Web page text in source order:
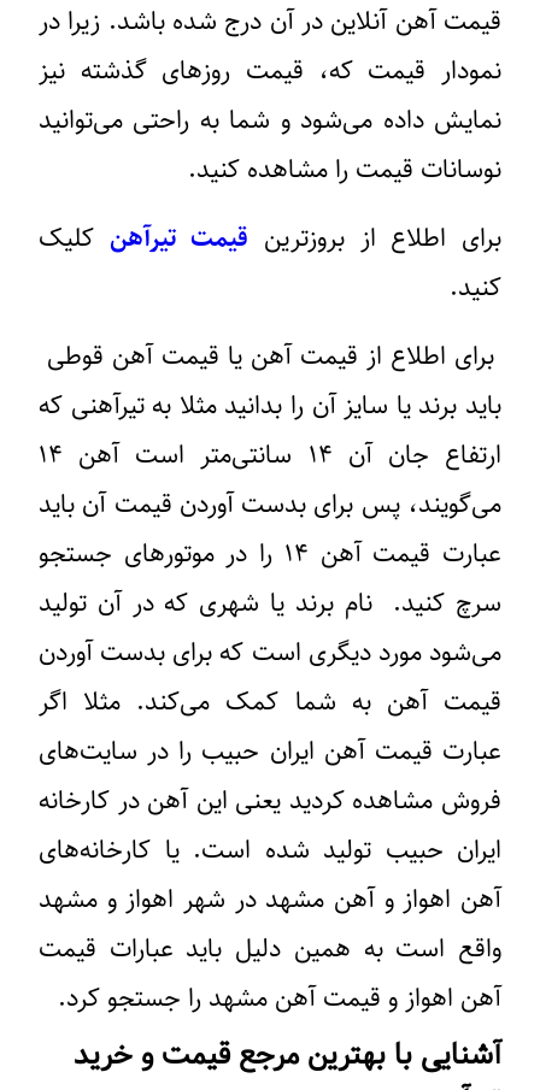
قیمت آهن آنلاین در آن درج شده باشد. زیرا در
نمودار قیمت که، قیمت روزهای گذشته نیز
نمایش داده می‌شود و شما به راحتی می‌توانید
نوسانات قیمت را مشاهده کنید.
برای اطلاع از بروزترین قیمت تیرآهن کلیک
کنید.
برای اطلاع از قیمت آهن یا قیمت آهن قوطی
باید برند یا سایز آن را بدانید مثلا به تیرآهنی که
ارتفاع جان آن ۱۴ سانتی‌متر است آهن ۱۴
می‌گویند، پس برای بدست آوردن قیمت آن باید
عبارت قیمت آهن ۱۴ را در موتورهای جستجو
سرچ کنید. نام برند یا شهری که در آن تولید
می‌شود مورد دیگری است که برای بدست آوردن
قیمت آهن به شما کمک می‌کند. مثلا اگر
عبارت قیمت آهن ایران حبیب را در سایت‌های
فروش مشاهده کردید یعنی این آهن در کارخانه
ایران حبیب تولید شده است. یا کارخانه‌های
آهن اهواز و آهن مشهد در شهر اهواز و مشهد
واقع است به همین دلیل باید عبارات قیمت
آهن اهواز و قیمت آهن مشهد را جستجو کرد.
آشنایی با بهترین مرجع قیمت و خرید